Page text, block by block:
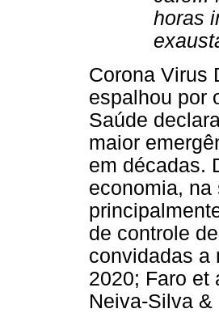
horas
Corona Virus
espalhou por
Saúde
maior
em décadas.
economia,
de controle
convidadas a
2020; Faro et
Neiva-Silva